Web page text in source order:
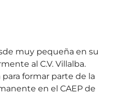
muy pequeña en su
al C.V. Villalba.
formar parte de la
en el CAEP de